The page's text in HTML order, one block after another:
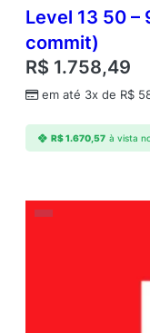
Level 13 50 –
commit)
R$ 1.758,49
em até 3x de R$
R$1.670,57 à vista